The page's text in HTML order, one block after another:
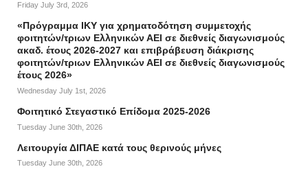
Friday July 3rd, 2026
«Πρόγραμμα ΙΚΥ για χρηματοδότηση συμμετοχής
φοιτητών/τριων Ελληνικών ΑΕΙ σε διεθνείς διαγωνισμούς
ακαδ. έτους 2026-2027 και επιβράβευση διάκρισης
φοιτητών/τριων Ελληνικών ΑΕΙ σε διεθνείς διαγωνισμούς
έτους 2026»
Wednesday July 1st, 2026
Φοιτητικό Στεγαστικό Επίδομα 2025-2026
Tuesday June 30th, 2026
Λειτουργία ΔΙΠΑΕ κατά τους θερινούς μήνες
Tuesday June 30th, 2026